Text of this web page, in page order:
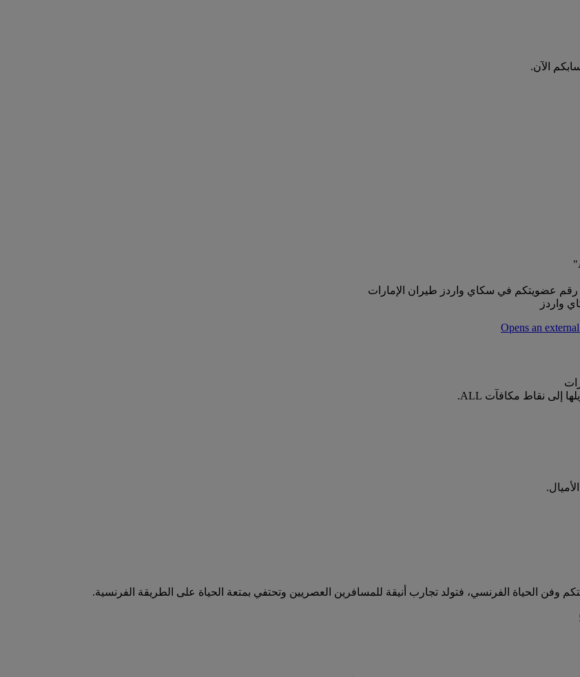
الآن.
رقم عضويتكم في سكاي واردز طيران الإمارات
واردز
الحياة الفرنسي، فتولد تجارب أنيقة للمسافرين العصريين وتحتفي بمتعة الحياة على الطريقة الفرنسية.